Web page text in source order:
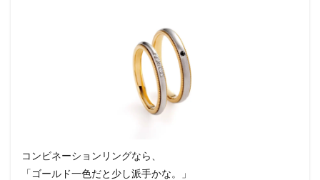
コンビネーションリングなら、
「ゴールド一色だと少し派手かな。」